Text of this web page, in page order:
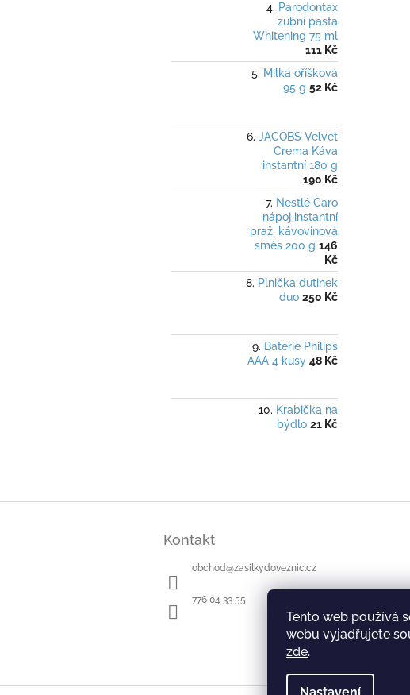
Tento web používá
webu vyjadřujete
zde.
Parodontax
zubní pasta
Whitening 75 ml
111 Kč
Milka oříšková
95 g 52 Kč
JACOBS Velvet
Crema Káva
instantní 180 g
190 Kč
Nestlé Caro
nápoj instantní
praž. kávovinová
směs 200 g 146
Kč
Plnička dutinek
duo 250 Kč
Baterie Philips
AAA 4 kusy 48 Kč
Krabička na
býdlo 21 Kč
Kontakt
obchod@zasilkydoveznic.cz
776 04 33 55